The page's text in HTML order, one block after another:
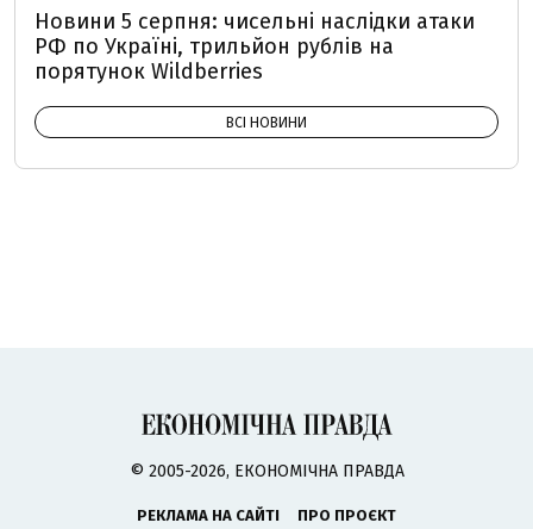
Новини 5 серпня: чисельні наслідки атаки
РФ по Україні, трильйон рублів на
порятунок Wildberries
ВСІ НОВИНИ
© 2005-2026, ЕКОНОМІЧНА ПРАВДА
РЕКЛАМА НА САЙТІ
ПРО ПРОЄКТ